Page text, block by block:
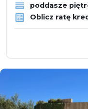
poddasze
Oblicz ratę